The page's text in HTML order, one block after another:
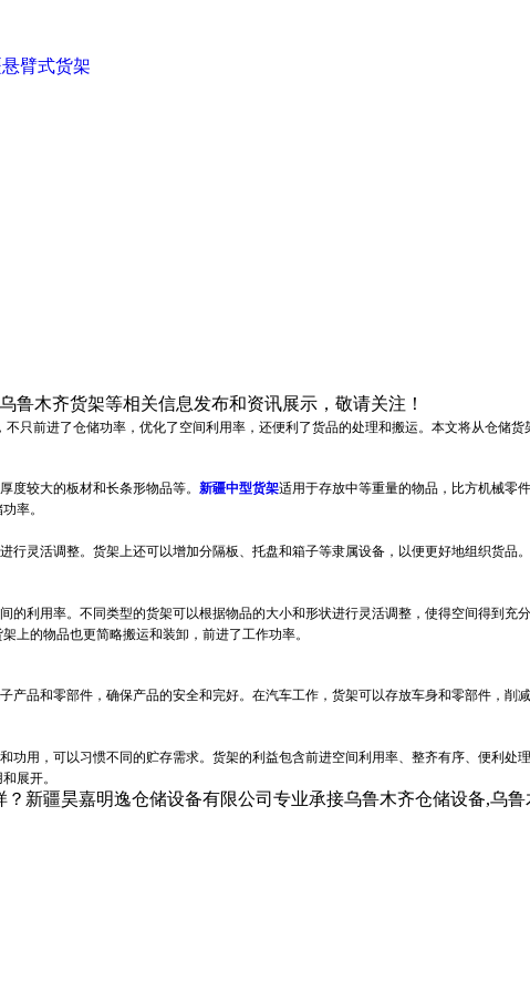
臂式货架
鲁木齐货架等相关信息发布和资讯展示，敬请关注！
只前进了仓储功率，优化了空间利用率，还便利了货品的处理和搬运。本文将从仓储货
度较大的板材和长条形物品等。 新疆中型货架适用于存放中等重量的物品，比方机械零
率。
活调整。货架上还可以增加分隔板、托盘和箱子等隶属设备，以便更好地组织货品
的利用率。不同类型的货架可以根据物品的大小和形状进行灵活调整，使得空间得到充
上的物品也更简略搬运和装卸，前进了工作功率。
和零部件，确保产品的安全和完好。在汽车工作，货架可以存放车身和零部件，削
，可以习惯不同的贮存需求。货架的利益包含前进空间利用率、整齐有序、便利处
展开。
新疆昊嘉明逸仓储设备有限公司专业承接乌鲁木齐仓储设备,乌